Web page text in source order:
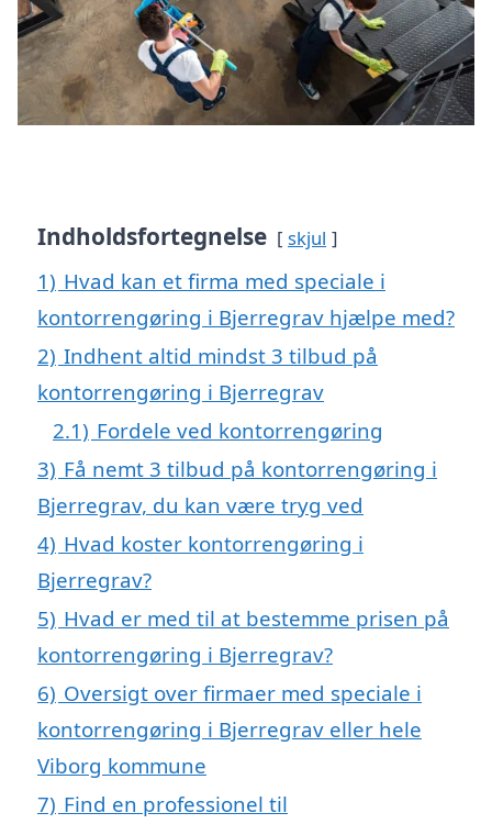
Indholdsfortegnelse skjul
1) Hvad kan et firma med speciale i
kontorrengøring i Bjerregrav hjælpe med?
2) Indhent altid mindst 3 tilbud på
kontorrengøring i Bjerregrav
2.1) Fordele ved kontorrengøring
3) Få nemt 3 tilbud på kontorrengøring i
Bjerregrav, du kan være tryg ved
4) Hvad koster kontorrengøring i
Bjerregrav?
5) Hvad er med til at bestemme prisen på
kontorrengøring i Bjerregrav?
6) Oversigt over firmaer med speciale i
kontorrengøring i Bjerregrav eller hele
Viborg kommune
7) Find en professionel til